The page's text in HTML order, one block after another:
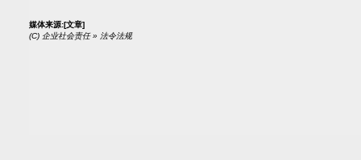
媒体来源:[文章]
(C) 企业社会责任 » 法令法规